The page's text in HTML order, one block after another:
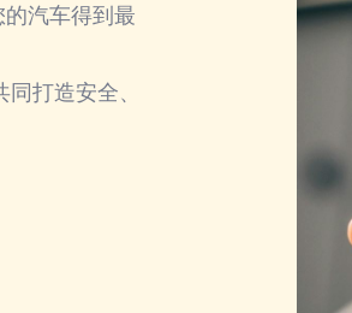
汽车得到最
打造安全、